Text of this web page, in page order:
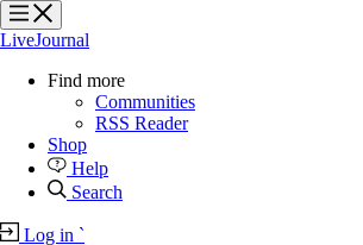
?
?
LiveJournal
Find more
Communities
RSS Reader
Shop
Help
Search
Log in `